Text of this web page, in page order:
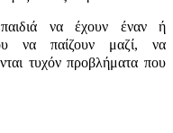
παιδιά να έχουν έναν ή
να παίζουν μαζί, να
τυχόν προβλήματα που